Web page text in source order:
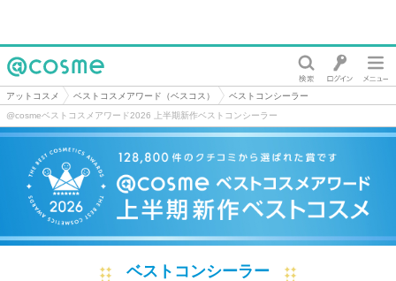
@cosme
アットコスメ ベストコスメアワード（ベスコス）
ベストコンシーラー
@cosmeベストコスメアワード2026 上半期新作ベストコンシーラー
ベストコンシーラー